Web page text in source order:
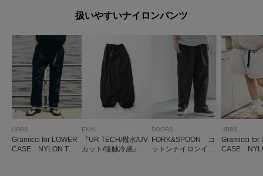
扱いやすいナイロンパンツ
URBS
Gramicci for LOWER
CASE NYLON TRA
EKAL
『UR TECH/撥水/UV
カット/接触冷感』ナ
DOORS
FORK&SPOON コ
ットンナイロンイー
URBS
Gramicci for
CASE